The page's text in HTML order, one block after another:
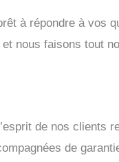
à répondre à vos
nous faisons tout
de nos clients
de